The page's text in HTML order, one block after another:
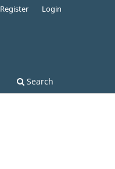
Search
Register Login